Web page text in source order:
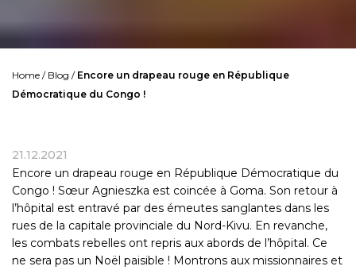
Home / Blog / Encore un drapeau rouge en République
Démocratique du Congo !
21.12.2021
Encore un drapeau rouge en République Démocratique du
Congo ! Sœur Agnieszka est coincée à Goma. Son retour à
l’hôpital est entravé par des émeutes sanglantes dans les
rues de la capitale provinciale du Nord-Kivu. En revanche,
les combats rebelles ont repris aux abords de l’hôpital. Ce
ne sera pas un Noël paisible ! Montrons aux missionnaires et